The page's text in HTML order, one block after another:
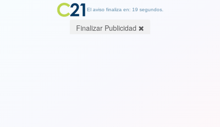
El aviso finaliza en: 19 segundos.
Finalizar Publicidad